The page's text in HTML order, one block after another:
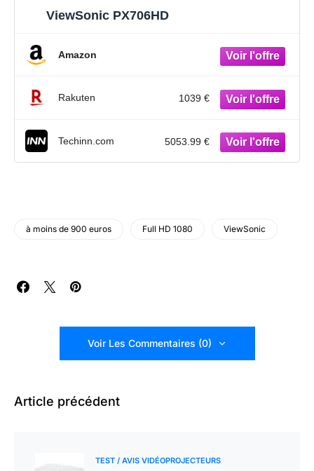
ViewSonic PX706HD
Amazon
Rakuten 1039 €
Techinn.com 5053.99 €
à moins de 900 euros Full HD 1080 ViewSonic
Voir Les Commentaires (0)
Article précédent
TEST / AVIS VIDÉOPROJECTEURS